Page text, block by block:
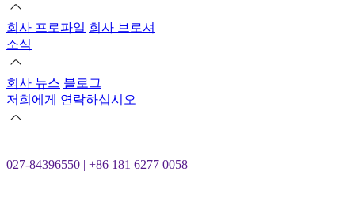
회사 프로파일 회사 브로셔
소식
회사 뉴스 블로그
저희에게 연락하십시오
027-84396550 | +86 181 6277 0058